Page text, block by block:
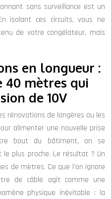
sans surveillance est un
isolant ces circuits, vous ne
de votre congélateur, mais
en longueur :
40 mètres qui
de 10V
rénovations de longères ou les
alimenter une nouvelle prise
bout du bâtiment, on se
plus proche. Le résultat ? Un
de mètres. Ce que l’on ignore
de câble agit comme une
physique inévitable : la